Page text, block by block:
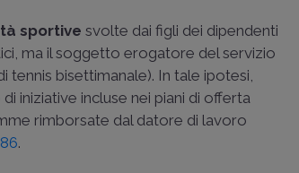
sportive svolte dai figli dei dipendenti
ma il soggetto erogatore del servizio
tennis bisettimanale). In tale ipotesi,
iniziative incluse nei piani di offerta
rimborsate dal datore di lavoro
.